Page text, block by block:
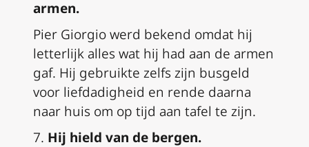
armen.
Pier Giorgio werd bekend omdat hij
letterlijk alles wat hij had aan de armen
gaf. Hij gebruikte zelfs zijn busgeld
voor liefdadigheid en rende daarna
naar huis om op tijd aan tafel te zijn.
7. Hij hield van de bergen.